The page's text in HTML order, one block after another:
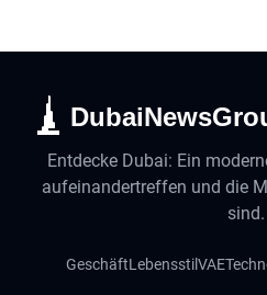
Entdecke Dubai: Ein
aufeinandertreffen und die
sind.
GeschäftLebensstilVAE